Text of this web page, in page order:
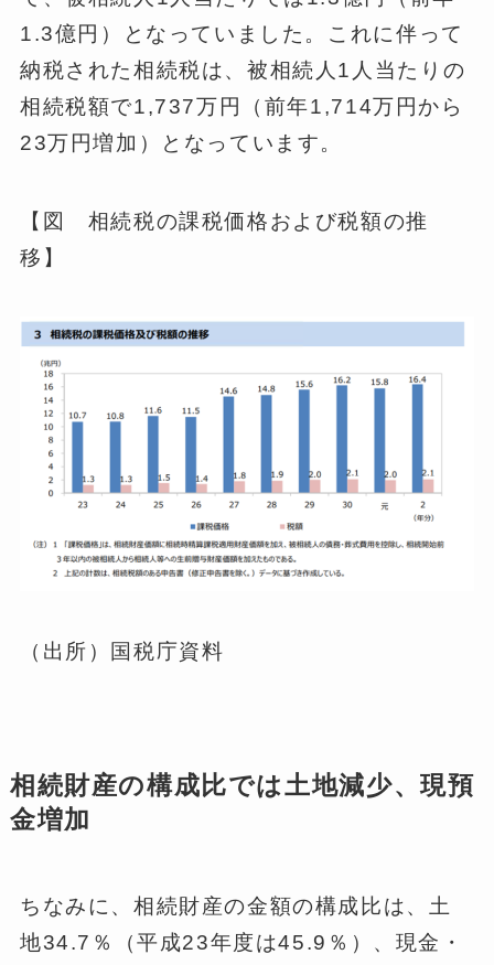
1.3億円）となっていました。これに伴って
納税された相続税は、被相続人1人当たりの
相続税額で1,737万円（前年1,714万円から
23万円増加）となっています。
【図 相続税の課税価格および税額の推
移】
（出所）国税庁資料
相続財産の構成比では土地減少、現預
金増加
ちなみに、相続財産の金額の構成比は、土
地34.7％（平成23年度は45.9％）、現金・